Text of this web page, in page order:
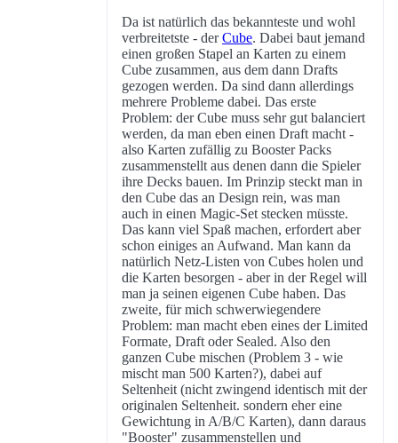
Da ist natürlich das bekannteste und wohl
verbreitetste - derCube. Dabei baut jemand
einen großen Stapel an Karten zu einem
Cube zusammen, aus dem dann Drafts
gezogen werden. Da sind dann allerdings
mehrere Probleme dabei. Das erste
Problem: der Cube muss sehr gut balanciert
werden, da man eben einen Draft macht -
also Karten zufällig zu Booster Packs
zusammenstellt aus denen dann die Spieler
ihre Decks bauen. Im Prinzip steckt man in
den Cube das an Design rein, was man
auch in einen Magic-Set stecken müsste.
Das kann viel Spaß machen, erfordert aber
schon einiges an Aufwand. Man kann da
natürlich Netz-Listen von Cubes holen und
die Karten besorgen - aber in der Regel will
man ja seinen eigenen Cube haben. Das
zweite, für mich schwerwiegendere
Problem: man macht eben eines der Limited
Formate, Draft oder Sealed. Also den
ganzen Cube mischen (Problem 3 - wie
mischt man 500 Karten?), dabei auf
Seltenheit (nicht zwingend identisch mit der
originalen Seltenheit. sondern eher eine
Gewichtung in A/B/C Karten), dann daraus
"Booster" zusammenstellen und